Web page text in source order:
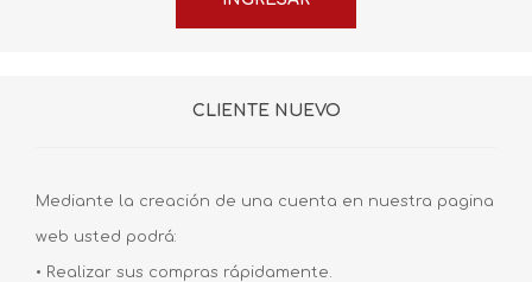
CLIENTE NUEVO
Mediante la creación de una cuenta en nuestra pagina
web usted podrá:
• Realizar sus compras rápidamente.